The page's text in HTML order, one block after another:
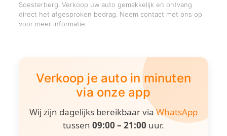
Soesterberg. Verkoop uw auto gemakkelijk en ontvang
direct het afgesproken bedrag. Neem contact met ons op
voor meer informatie.
Verkoop je auto in minuten
via onze app
Wij zijn dagelijks bereikbaar viaWhatsApp
tussen 09:00 – 21:00 uur.